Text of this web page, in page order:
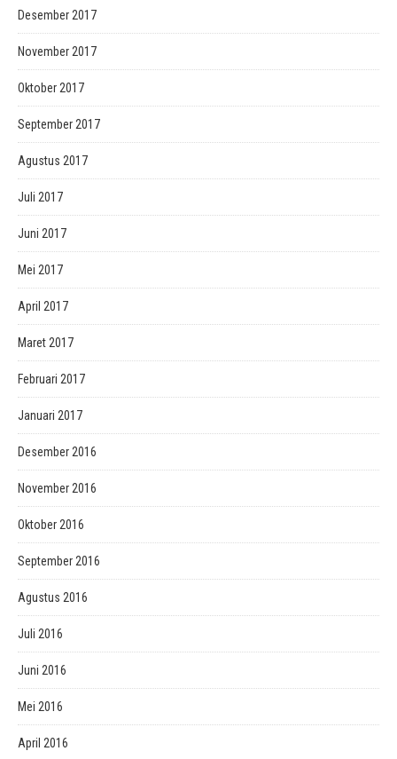
Desember 2017
November 2017
Oktober 2017
September 2017
Agustus 2017
Juli 2017
Juni 2017
Mei 2017
April 2017
Maret 2017
Februari 2017
Januari 2017
Desember 2016
November 2016
Oktober 2016
September 2016
Agustus 2016
Juli 2016
Juni 2016
Mei 2016
April 2016